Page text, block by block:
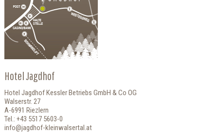
Hotel Jagdhof
Hotel Jagdhof Kessler Betriebs GmbH & Co OG
Walserstr. 27
A-6991 Riezlern
Tel.: +43 5517 5603-0
info@jagdhof-kleinwalsertal.at